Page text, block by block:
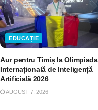
EDUCAȚIE
Aur pentru Timiș la Olimpiada
Internațională de Inteligență
Artificială 2026
AUGUST 7, 2026